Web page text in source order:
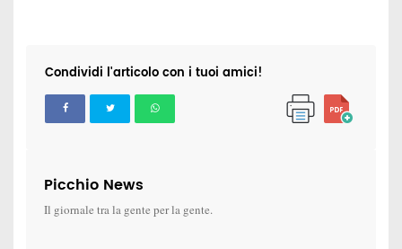
Condividi l'articolo con i tuoi amici!
Picchio News
Il giornale tra la gente per la gente.